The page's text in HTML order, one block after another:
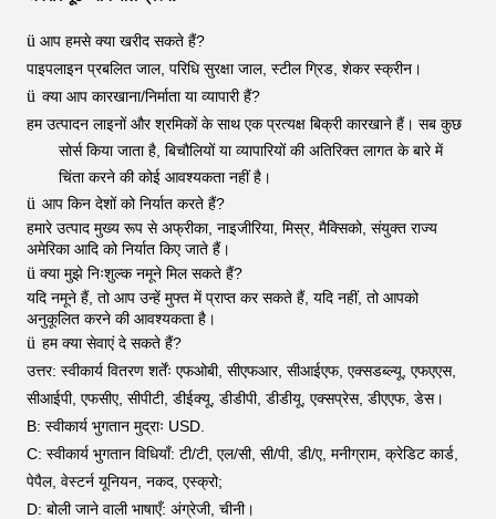
ü आप हमसे क्या खरीद सकते हैं?
पाइपलाइन प्रबलित जाल, परिधि सुरक्षा जाल, स्टील ग्रिड, शेकर स्क्रीन।
ü क्या आप कारखाना/निर्माता या व्यापारी हैं?
हम उत्पादन लाइनों और श्रमिकों के साथ एक प्रत्यक्ष बिक्री कारखाने हैं। सब कुछ
सोर्स किया जाता है, बिचौलियों या व्यापारियों की अतिरिक्त लागत के बारे में
चिंता करने की कोई आवश्यकता नहीं है।
ü आप किन देशों को निर्यात करते हैं?
हमारे उत्पाद मुख्य रूप से अफ्रीका, नाइजीरिया, मिस्र, मैक्सिको, संयुक्त राज्य
अमेरिका आदि को निर्यात किए जाते हैं।
ü क्या मुझे निःशुल्क नमूने मिल सकते हैं?
यदि नमूने हैं, तो आप उन्हें मुफ्त में प्राप्त कर सकते हैं, यदि नहीं, तो आपको
अनुकूलित करने की आवश्यकता है।
ü हम क्या सेवाएं दे सकते हैं?
उत्तर: स्वीकार्य वितरण शर्तेंः एफओबी, सीएफआर, सीआईएफ, एक्सडब्ल्यू, एफएएस,
सीआईपी, एफसीए, सीपीटी, डीईक्यू, डीडीपी, डीडीयू, एक्सप्रेस, डीएएफ, डेस।
B: स्वीकार्य भुगतान मुद्राः USD.
C: स्वीकार्य भुगतान विधियाँ: टी/टी, एल/सी, सी/पी, डी/ए, मनीग्राम, क्रेडिट कार्ड,
पेपैल, वेस्टर्न यूनियन, नकद, एस्क्रो;
D: बोली जाने वाली भाषाएँ: अंग्रेजी, चीनी।